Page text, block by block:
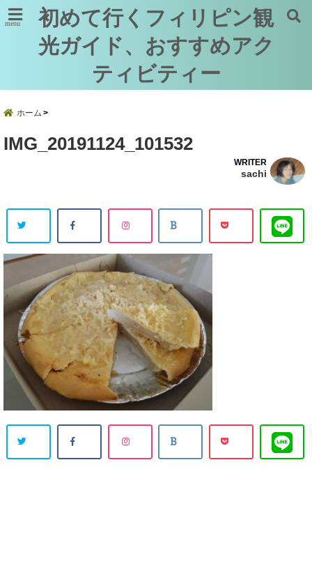
menu
初めて行くフィリピン観
光ガイド、おすすめアク
ティビティー
ホーム
IMG_20191124_101532
WRITER
sachi